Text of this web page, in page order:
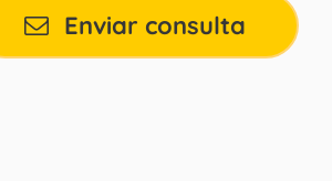
Enviar consulta